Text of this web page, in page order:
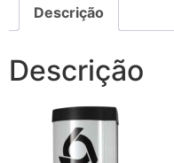
Descrição
Descrição